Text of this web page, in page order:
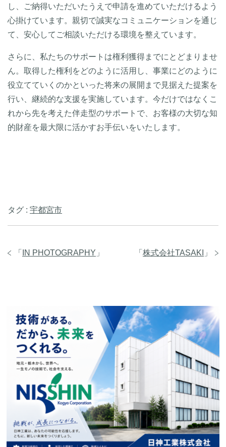
し、ご納得いただいたうえで申請を進めていただけるよう
心掛けています。親切で誠実なコミュニケーションを通じ
て、安心してご相談いただける環境を整えています。
さらに、私たちのサポートは権利獲得までにとどまりませ
ん。取得した権利をどのように活用し、事業にどのように
役立てていくのかといった将来の展開まで見据えた提案を
行い、継続的な支援を実施しています。今だけではなくこ
れから先を考えた伴走型のサポートで、お客様の大切な知
的財産を最大限に活かすお手伝いをいたします。
タグ : 宇都宮市
「 株式会社TASAKI 」
「 IN PHOTOGRAPHY 」